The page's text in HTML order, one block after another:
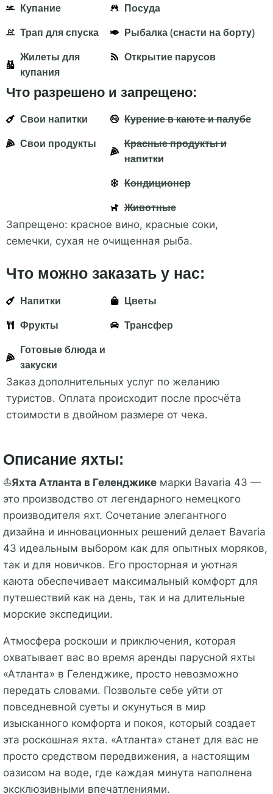
Купание
Трап для спуска
Жилеты для
купания
Посуда
Рыбалка (снасти на борту)
Открытие парусов
Что разрешено и запрещено:
Свои напитки
Свои продукты
Курение в каюте и палубе
Красные продукты и
напитки
Кондиционер
Животные
Запрещено: красное вино, красные соки,
семечки, сухая не очищенная рыба.
Что можно заказать у нас:
Напитки
Фрукты
Готовые блюда и
закуски
Цветы
Трансфер
Заказ дополнительных услуг по желанию
туристов. Оплата происходит после просчёта
стоимости в двойном размере от чека.
Описание яхты:
⛵Яхта Атланта в Геленджике марки Bavaria 43 —
это производство от легендарного немецкого
производителя яхт. Сочетание элегантного
дизайна и инновационных решений делает Bavaria
43 идеальным выбором как для опытных моряков,
так и для новичков. Его просторная и уютная
каюта обеспечивает максимальный комфорт для
путешествий как на день, так и на длительные
морские экспедиции.
Атмосфера роскоши и приключения, которая
охватывает вас во время аренды парусной яхты
«Атланта» в Геленджике, просто невозможно
передать словами. Позвольте себе уйти от
повседневной суеты и окунуться в мир
изысканного комфорта и покоя, который создает
эта роскошная яхта. «Атланта» станет для вас не
просто средством передвижения, а настоящим
оазисом на воде, где каждая минута наполнена
эксклюзивными впечатлениями.